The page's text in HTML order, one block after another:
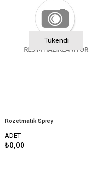
Tükendi
Rozetmatik Sprey
ADET
₺0,00